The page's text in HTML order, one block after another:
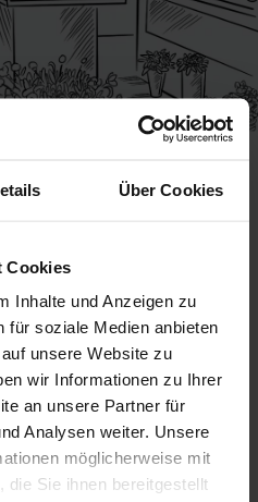
Über Cookies
Cookies
Inhalte und Anzeigen zu
für soziale Medien anbieten
unsere Website zu
wir Informationen zu Ihrer
an unsere Partner für
Analysen weiter. Unsere
möglicherweise mit
die Sie ihnen bereitgestellt